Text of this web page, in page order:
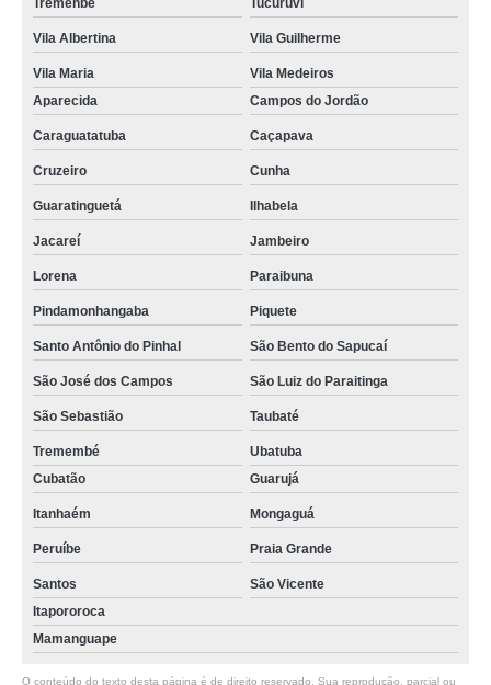
Tremenbe Tucuruvi
Vila Albertina Vila Guilherme
Vila Maria
Vila Medeiros
Aparecida
Campos do Jordão
Caraguatatuba Caçapava
Cruzeiro Cunha
Guaratinguetá Ilhabela
Jacareí Jambeiro
Lorena Paraibuna
Pindamonhangaba Piquete
Santo Antônio do Pinhal São Bento do Sapucaí
São José dos Campos São Luiz do Paraitinga
São Sebastião Taubaté
Tremembé
Ubatuba
Cubatão
Guarujá
Itanhaém Mongaguá
Peruíbe Praia Grande
Santos
São Vicente
Itapororoca
Mamanguape
O conteúdo do texto desta página é de direito reservado. Sua reprodução, parcial ou